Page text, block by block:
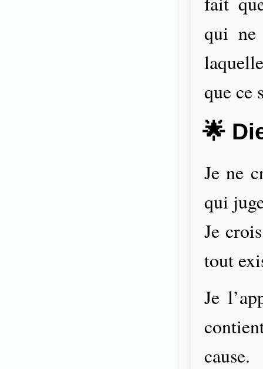
qui ne
que ce
🌟
Je ne
qui
Je
tout
Je
cause.